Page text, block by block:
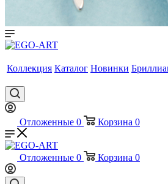
Коллекция Каталог Новинки
Отложенные 0 Корзина 0
Отложенные 0 Корзина 0